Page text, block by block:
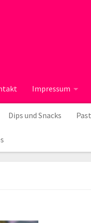
Impressum
Dips und Snacks